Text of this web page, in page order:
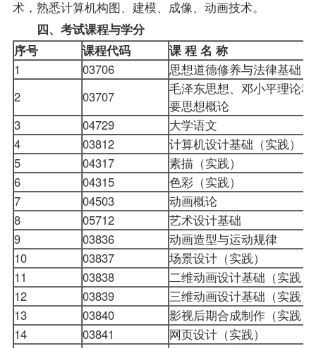
术，熟悉计算机构图、建模、成像、动画技术。
四、考试课程与学分
序号
课程代码 课 程 名 称
1
03706
思想道德修养与法律基础
2
03707
毛泽东思想、邓小平理论
要思想概论
3
04729
大学语文
4
03812
计算机设计基础（实践）
5
04317
素描（实践）
6
04315
色彩（实践）
7
04503
动画概论
8
05712
艺术设计基础
9
03836
动画造型与运动规律
10
03837
场景设计（实践）
11
03838
二维动画设计基础（实践）
12
03839
三维动画设计基础（实践）
13
03840
影视后期合成制作（实践）
14
03841
网页设计（实践）